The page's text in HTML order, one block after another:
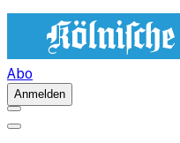
Abo
Anmelden